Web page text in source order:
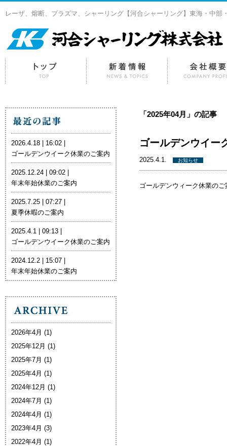
レーザ、熔断、プラズマ、シャーリング【河合シャーリング】東海・中部
「2025年04月」の記事
ゴールデンウイー
2025.4.1. お知らせ
ゴールデンウィーク休業のご
2026.4.18 | 16:02 |
ゴールデンウイーク休業のご案内
2025.12.24 | 09:02 |
年末年始休業のご案内
2025.7.25 | 07:27 |
夏季休暇のご案内
2025.4.1 | 09:13 |
ゴールデンウイーク休業のご案内
2024.12.2 | 15:07 |
年末年始休業のご案内
2026年4月 (1)
2025年12月 (1)
2025年7月 (1)
2025年4月 (1)
2024年12月 (1)
2024年7月 (1)
2024年4月 (1)
2023年4月 (3)
2022年4月 (1)